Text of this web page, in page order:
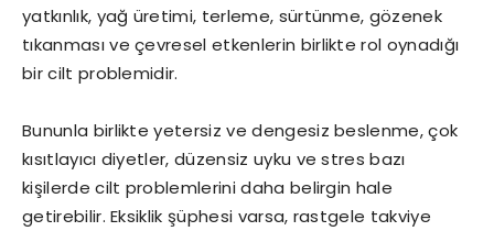
yatkınlık, yağ üretimi, terleme, sürtünme, gözenek
tıkanması ve çevresel etkenlerin birlikte rol oynadığı
bir cilt problemidir.
Bununla birlikte yetersiz ve dengesiz beslenme, çok
kısıtlayıcı diyetler, düzensiz uyku ve stres bazı
kişilerde cilt problemlerini daha belirgin hale
getirebilir. Eksiklik şüphesi varsa, rastgele takviye